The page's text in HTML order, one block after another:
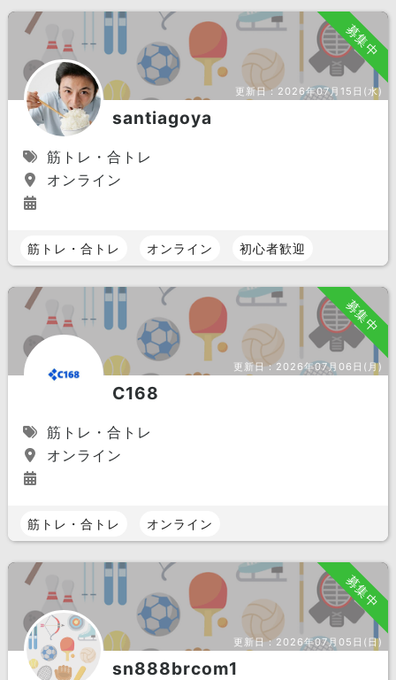
募集中
更新日： 2026年07月15日(水)
santiagoya
筋トレ・合トレ
オンライン
筋トレ・合トレ オンライン 初心者歓迎
募集中
更新日：2026年07月06日(月)
C168
筋トレ・合トレ
オンライン
筋トレ・合トレ オンライン
募集中
更新日：2026年07月05日(日)
sn888brcom1